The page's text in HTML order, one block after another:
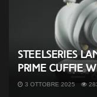
SteelSeries
prime cuffie
3 OTTOBRE 2025